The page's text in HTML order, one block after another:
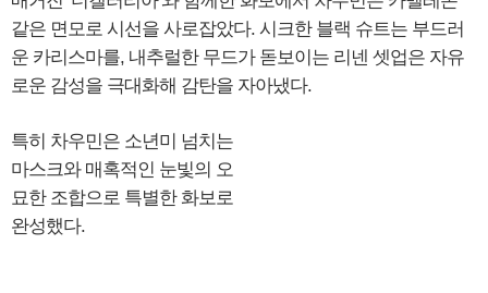
같은 면모로 시선을 사로잡았다. 시크한 블랙 슈트는 부드러
운 카리스마를, 내추럴한 무드가 돋보이는 리넨 셋업은 자유
로운 감성을 극대화해 감탄을 자아냈다.
특히 차우민은 소년미 넘치는
마스크와 매혹적인 눈빛의 오
묘한 조합으로 특별한 화보로
완성했다.